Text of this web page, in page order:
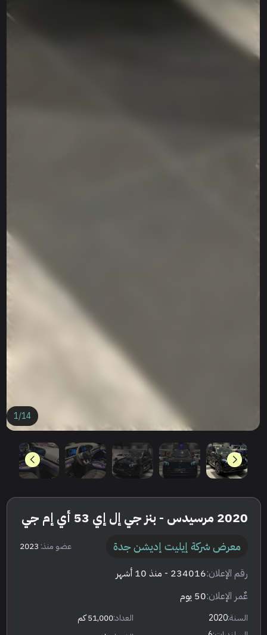
1/14
2020 مرسيدس - بنز جي إل إي 53 أي إم جي
معرض شركة إيليت إديشن جدة عضو منذ: 2023
رقم الإعلان:234016 - منذ 10 أشهر
عٌمر الإعلان:50 يوم
السنة:2020 العداد:51,000 كم